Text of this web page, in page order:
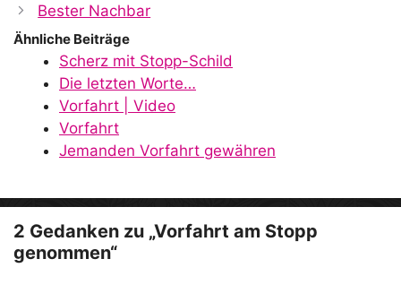
i
d
e
o
Bester Nachbar
Ähnliche Beiträge
Scherz mit Stopp-Schild
Die letzten Worte…
Vorfahrt | Video
Vorfahrt
Jemanden Vorfahrt gewähren
2 Gedanken zu „Vorfahrt am Stopp
genommen“